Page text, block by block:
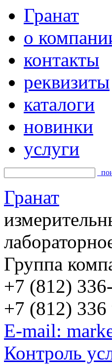
Гранат
о
контакты
реквизиты
каталоги
новинки
услуги
Гранат
Группа
+7 (812)
+7 (812) 336
E-mail:
Контроль